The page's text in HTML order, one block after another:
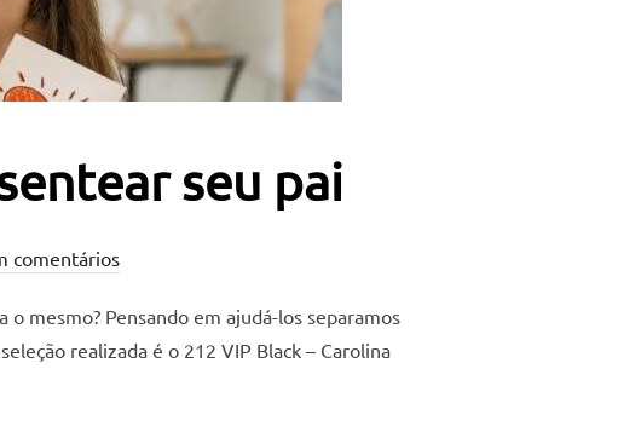
seu pai
comentários
mesmo? Pensando em ajudá-los separamos
realizada é o 212 VIP Black – Carolina